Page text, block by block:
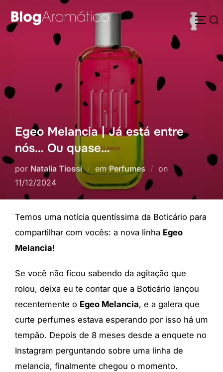
para
Pesquisar
por:
Egeo Melancia | Já está entre
nós… Ou quase…
por Natalia Tiossi emPerfumes onPostado
11/12/2024
Temos uma notícia quentíssima da Boticário para
compartilhar com vocês: a nova linha Egeo
Melancia!
Se você não ficou sabendo da agitação que
rolou, deixa eu te contar que a Boticário lançou
recentemente o Egeo Melancia, e a galera que
curte perfumes estava esperando por isso há um
tempão. Depois de 8 meses desde a enquete no
Instagram perguntando sobre uma linha de
melancia, finalmente chegou o momento.